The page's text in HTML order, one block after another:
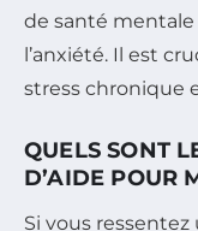
de santé
l’anxiété. Il est
stress chronique
QUELS SONT
D’AIDE POUR
Si vous